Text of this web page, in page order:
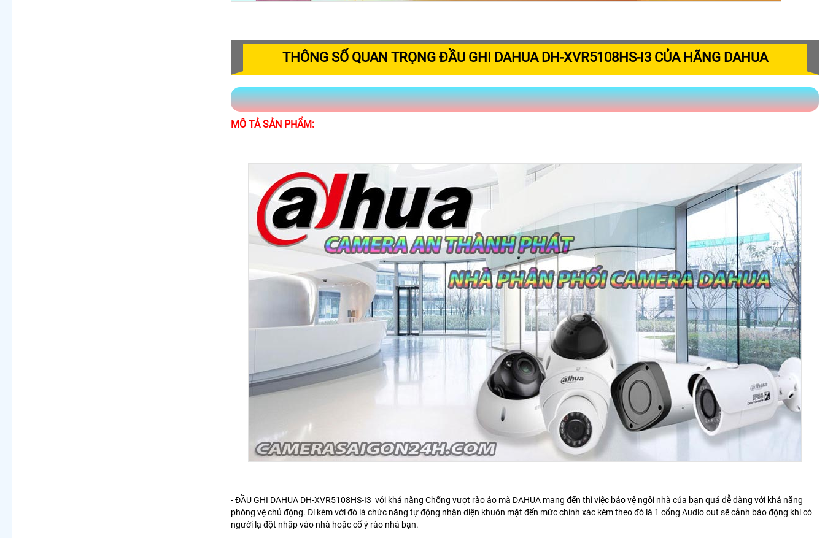
THÔNG SỐ QUAN TRỌNG ĐẦU GHI DAHUA DH-XVR5108HS-I3 CỦA HÃNG DAHUA
MÔ TẢ SẢN PHẨM:
- ĐẦU GHI DAHUA DH-XVR5108HS-I3 với khả năng Chống vượt rào ảo mà DAHUA mang đến thì việc bảo vệ ngôi nhà của bạn quá dễ dàng với khả năng
phòng vệ chủ động. Đi kèm với đó là chức năng tự động nhận diện khuôn mặt đến mức chính xác kèm theo đó là 1 cổng Audio out sẽ cảnh báo động khi có
người lạ đột nhập vào nhà hoặc cố ý rào nhà bạn.